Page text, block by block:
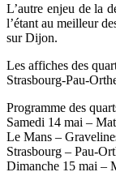
L’autre enjeu de la
l’étant au meilleur
sur Dijon.
Les affiches des
Strasbourg-Pau-
Programme des
Samedi 14 mai –
Le Mans –
Strasbourg – Pau-
Dimanche 15 mai –